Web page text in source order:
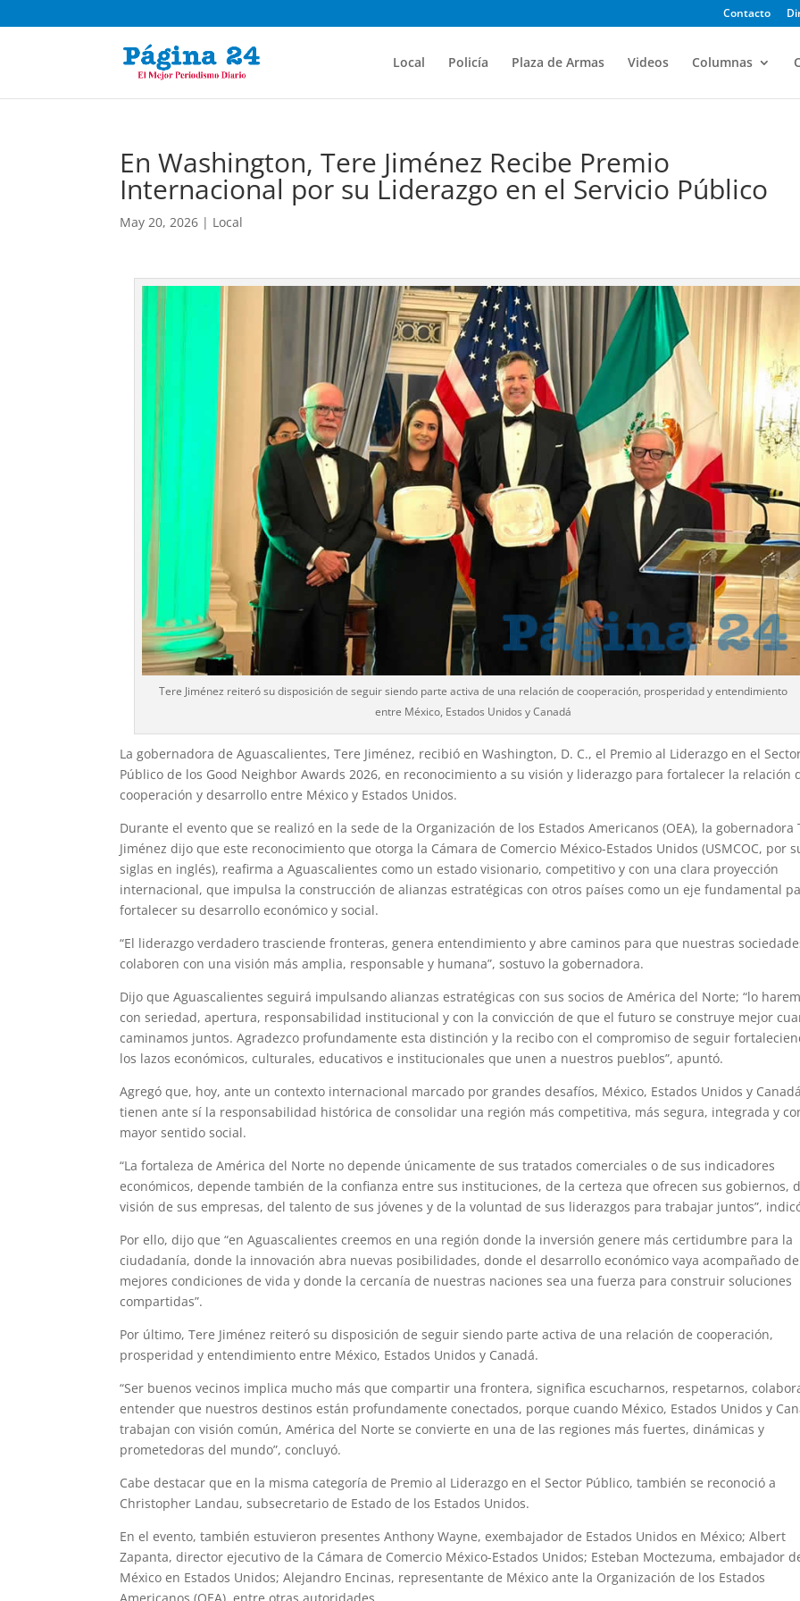
Contacto
Local Policía Plaza de Armas Videos Columnas
En Washington, Tere Jiménez Recibe Premio
Internacional por su Liderazgo en el Servicio Público
May 20, 2026 | Local
Tere Jiménez reiteró su disposición de seguir siendo parte activa de una relación de cooperación, prosperidad y entendimiento
entre México, Estados Unidos y Canadá
La gobernadora de Aguascalientes, Tere Jiménez, recibió en Washington, D. C., el Premio al Liderazgo en el
Público de los Good Neighbor Awards 2026, en reconocimiento a su visión y liderazgo para fortalecer la relación
cooperación y desarrollo entre México y Estados Unidos.
Durante el evento que se realizó en la sede de la Organización de los Estados Americanos (OEA), la gobernadora
Jiménez dijo que este reconocimiento que otorga la Cámara de Comercio México-Estados Unidos (USMCOC, por
siglas en inglés), reafirma a Aguascalientes como un estado visionario, competitivo y con una clara proyección
internacional, que impulsa la construcción de alianzas estratégicas con otros países como un eje fundamental
fortalecer su desarrollo económico y social.
“El liderazgo verdadero trasciende fronteras, genera entendimiento y abre caminos para que nuestras
colaboren con una visión más amplia, responsable y humana”, sostuvo la gobernadora.
Dijo que Aguascalientes seguirá impulsando alianzas estratégicas con sus socios de América del Norte; “lo
con seriedad, apertura, responsabilidad institucional y con la convicción de que el futuro se construye mejor
caminamos juntos. Agradezco profundamente esta distinción y la recibo con el compromiso de seguir
los lazos económicos, culturales, educativos e institucionales que unen a nuestros pueblos”, apuntó.
Agregó que, hoy, ante un contexto internacional marcado por grandes desafíos, México, Estados Unidos y
tienen ante sí la responsabilidad histórica de consolidar una región más competitiva, más segura, integrada y
mayor sentido social.
“La fortaleza de América del Norte no depende únicamente de sus tratados comerciales o de sus indicadores
económicos, depende también de la confianza entre sus instituciones, de la certeza que ofrecen sus gobiernos,
visión de sus empresas, del talento de sus jóvenes y de la voluntad de sus liderazgos para trabajar juntos”,
Por ello, dijo que “en Aguascalientes creemos en una región donde la inversión genere más certidumbre para la
ciudadanía, donde la innovación abra nuevas posibilidades, donde el desarrollo económico vaya acompañado de
mejores condiciones de vida y donde la cercanía de nuestras naciones sea una fuerza para construir soluciones
compartidas”.
Por último, Tere Jiménez reiteró su disposición de seguir siendo parte activa de una relación de cooperación,
prosperidad y entendimiento entre México, Estados Unidos y Canadá.
“Ser buenos vecinos implica mucho más que compartir una frontera, significa escucharnos, respetarnos,
entender que nuestros destinos están profundamente conectados, porque cuando México, Estados Unidos y
trabajan con visión común, América del Norte se convierte en una de las regiones más fuertes, dinámicas y
prometedoras del mundo”, concluyó.
Cabe destacar que en la misma categoría de Premio al Liderazgo en el Sector Público, también se reconoció a
Christopher Landau, subsecretario de Estado de los Estados Unidos.
En el evento, también estuvieron presentes Anthony Wayne, exembajador de Estados Unidos en México; Albert
Zapanta, director ejecutivo de la Cámara de Comercio México-Estados Unidos; Esteban Moctezuma, embajador
México en Estados Unidos; Alejandro Encinas, representante de México ante la Organización de los Estados